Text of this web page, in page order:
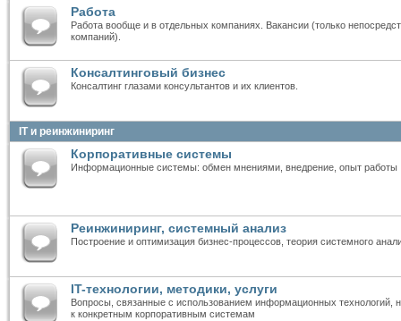
Работа
Работа вообще и в отдельных компаниях. Вакансии (только
компаний).
Консалтинговый бизнес
Консалтинг глазами консультантов и их клиентов.
IT и реинжиниринг
Корпоративные системы
Информационные системы: обмен мнениями, внедрение, опыт работы
Реинжиниринг, системный анализ
Построение и оптимизация бизнес-процессов, теория системного
IT-технологии, методики, услуги
Вопросы, связанные с использованием информационных технологий,
к конкретным корпоративным системам